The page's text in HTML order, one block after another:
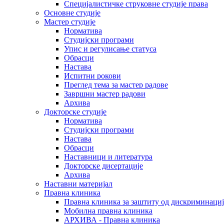
Специјалистичке струковне студије права
Основне студије
Мастер студије
Норматива
Студијски програми
Упис и регулисање статуса
Обрасци
Настава
Испитни рокови
Преглед тема за мастер радове
Завршни мастер радови
Архива
Докторске студије
Норматива
Студијски програми
Настава
Обрасци
Наставници и литература
Докторске дисертације
Архива
Наставни материјал
Правна клиника
Правна клиника за заштиту од
Мобилна правна клиника
АРХИВА - Правна клиника